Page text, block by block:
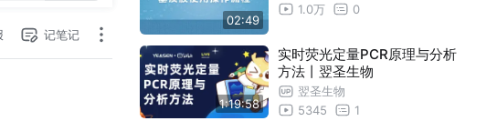
记笔记
02:49
1.0万
0
1:19:58
实时荧光定量PCR原理与分析
方法丨翌圣生物
翌圣生物
5345
1